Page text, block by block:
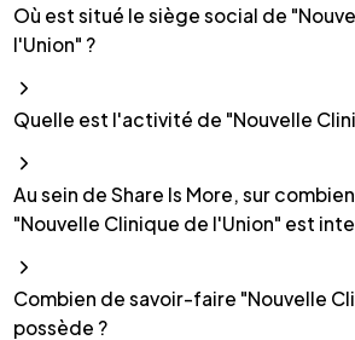
Où est situé le siège social de
l'Union" ?
Quelle est l'activité de "Nouvelle
Au sein de Share Is More, sur
"Nouvelle Clinique de l'Union" est
Combien de savoir-faire "Nouvelle
possède ?